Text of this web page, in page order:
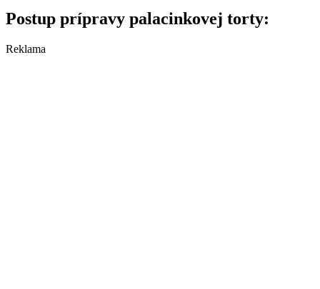
Postup prípravy palacinkovej torty:
Reklama